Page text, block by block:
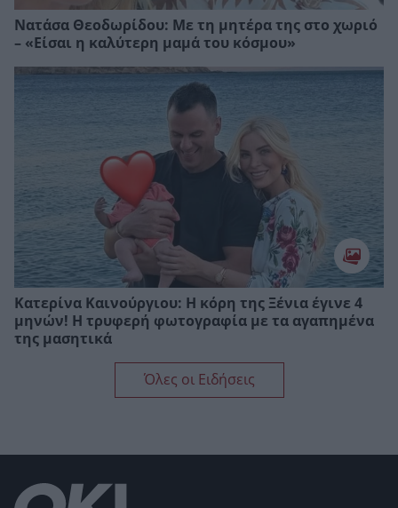
Νατάσα Θεοδωρίδου: Με τη μητέρα της στο χωριό
– «Είσαι η καλύτερη μαμά του κόσμου»
Κατερίνα Καινούργιου: H κόρη της Ξένια έγινε 4
μηνών! Η τρυφερή φωτογραφία με τα αγαπημένα
της μασητικά
Όλες οι Ειδήσεις